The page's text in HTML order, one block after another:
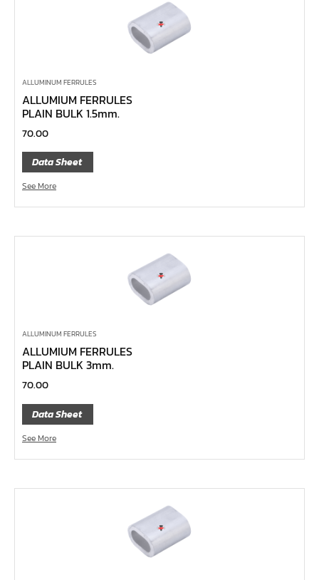
ด้ามฟรี
บ๊อกซ์เดือยโผล่
ประแจตะขอ
ประแจ L หกเหลี่ยม,ท๊อกซ์,หัวบ๊อกซ์
เหล็กส่ง, เหล็กสกัด, เหล็กตอก
ค้อน
คีม
กล่องเครื่องมือ
ประแจ-แหวน-ปากตาย
ไขควง
ข้อต่อทองเหลือง,copperลม
เครื่องยิงรีเวทนัท
กระบอกอัดจารบี
ALLUMINUM FERRULES
ALLUMIUM FERRULES
PLAIN BULK 1.5mm.
70.00
Data Sheet
See More
ALLUMINUM FERRULES
ALLUMIUM FERRULES
PLAIN BULK 3mm.
70.00
Data Sheet
See More